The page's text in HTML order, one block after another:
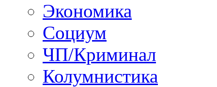
Экономика
Социум
ЧП/Криминал
Колумнистика